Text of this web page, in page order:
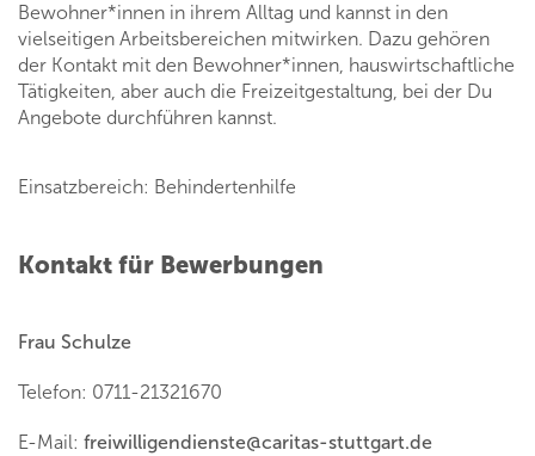
Bewohner*innen in ihrem Alltag und kannst in den
vielseitigen Arbeitsbereichen mitwirken. Dazu gehören
der Kontakt mit den Bewohner*innen, hauswirtschaftliche
Tätigkeiten, aber auch die Freizeitgestaltung, bei der Du
Angebote durchführen kannst.
Einsatzbereich: Behindertenhilfe
Kontakt für Bewerbungen
Frau Schulze
Telefon: 0711-21321670
E-Mail: freiwilligendienste@caritas-stuttgart.de